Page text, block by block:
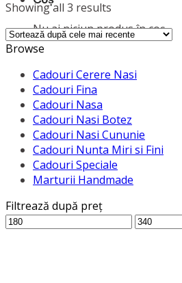
Nu ai niciun produs în coș.
Showing all 3 results
Browse
Cadouri Cerere Nasi
Cadouri Fina
Cadouri Nasa
Cadouri Nasi Botez
Cadouri Nasi Cununie
Cadouri Nunta Miri si Fini
Cadouri Speciale
Marturii Handmade
Filtrează după preț
Preț
Preț